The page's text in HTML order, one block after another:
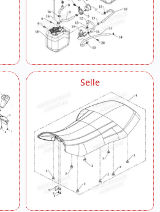
Selle